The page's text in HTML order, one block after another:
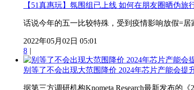
【51真惠玩】氛围组已上线 如何在朋友圈晒伪旅
话说今年的五一比较特殊，受到疫情影响放假=
2022年05月02日 05:01
8 |
别等了不会出现大范围降价 2024年芯片产能会提
据第三方调研机构Knometa Research最新发布的